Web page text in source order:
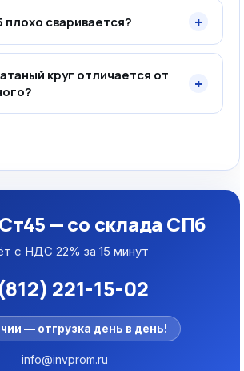
сваривается? +
круг отличается от
+
— со склада СПб
с НДС 22% за 15 минут
221-15-02
— отгрузка день в день!
info@invprom.ru